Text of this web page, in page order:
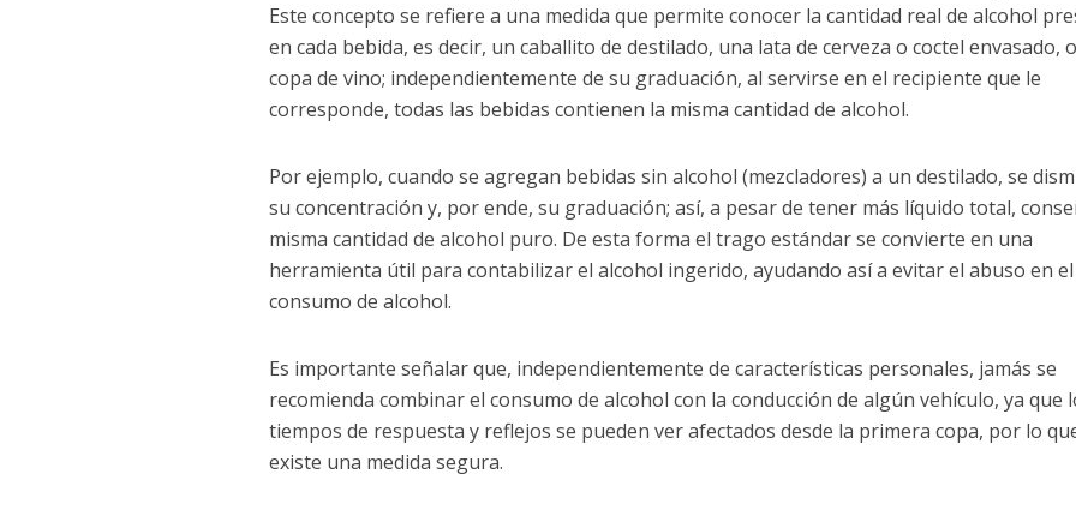
Este concepto se refiere a una medida que permite conocer la cantidad real de alcohol
en cada bebida, es decir, un caballito de destilado, una lata de cerveza o coctel envasado,
copa de vino; independientemente de su graduación, al servirse en el recipiente que le
corresponde, todas las bebidas contienen la misma cantidad de alcohol.
Por ejemplo, cuando se agregan bebidas sin alcohol (mezcladores) a un destilado, se
su concentración y, por ende, su graduación; así, a pesar de tener más líquido total,
misma cantidad de alcohol puro. De esta forma el trago estándar se convierte en una
herramienta útil para contabilizar el alcohol ingerido, ayudando así a evitar el abuso en el
consumo de alcohol.
Es importante señalar que, independientemente de características personales, jamás se
recomienda combinar el consumo de alcohol con la conducción de algún vehículo, ya que
tiempos de respuesta y reflejos se pueden ver afectados desde la primera copa, por lo
existe una medida segura.